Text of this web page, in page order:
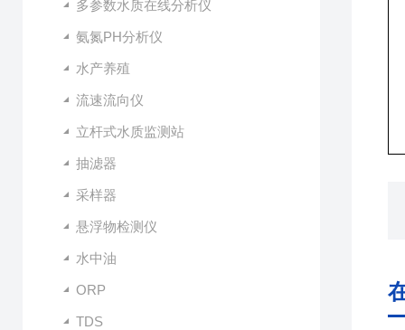
多参数水质在线分析仪
氨氮PH分析仪
水产养殖
流速流向仪
立杆式水质监测站
抽滤器
采样器
悬浮物检测仪
水中油
ORP
TDS